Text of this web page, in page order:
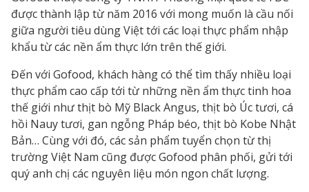
được thành lập từ năm 2016 với mong muốn là cầu nối
giữa người tiêu dùng Việt tới các loại thực phẩm nhập
khẩu từ các nền ẩm thực lớn trên thế giới.
Đến với Gofood, khách hàng có thể tìm thấy nhiều loại
thực phẩm cao cấp tới từ những nền ẩm thực tinh hoa
thế giới như thịt bò Mỹ Black Angus, thịt bò Úc tươi, cá
hồi Nauy tươi, gan ngỗng Pháp béo, thịt bò Kobe Nhật
Bản… Cùng với đó, các sản phẩm tuyển chọn từ thị
trường Việt Nam cũng được Gofood phân phối, gửi tới
quý anh chị các nguyên liệu món ngon chất lượng.